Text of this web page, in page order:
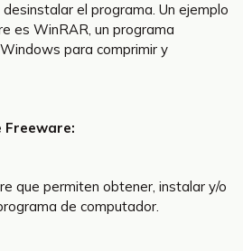
el programa. Un ejemplo
es WinRAR, un programa
para comprimir y
Freeware:
que permiten obtener, instalar y/o
de computador.